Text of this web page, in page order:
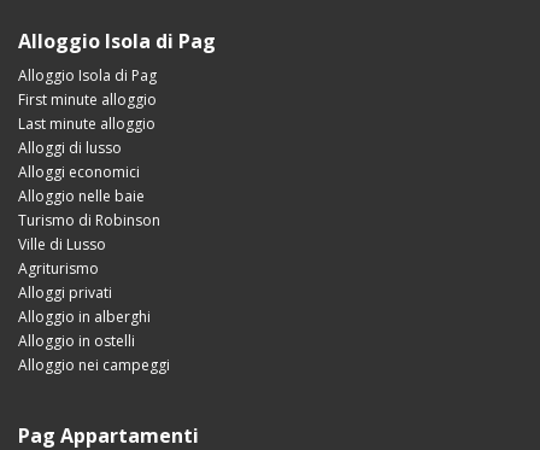
Alloggio Isola di Pag
Alloggio Isola di Pag
First minute alloggio
Last minute alloggio
Alloggi di lusso
Alloggi economici
Alloggio nelle baie
Turismo di Robinson
Ville di Lusso
Agriturismo
Alloggi privati
Alloggio in alberghi
Alloggio in ostelli
Alloggio nei campeggi
Pag Appartamenti